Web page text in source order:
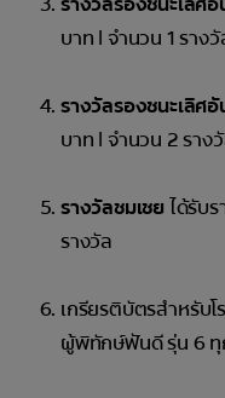
บาท | จำนวน 1 รางวั
รางวัลรองชนะเลิศ
บาท | จำนวน 2 ราง
รางวัลชมเชย ได้รับ
รางวัล
เกรียรติบัตรสำหรับโ
ผู้พิทักษ์ฟันดี รุ่น 6 ทุ